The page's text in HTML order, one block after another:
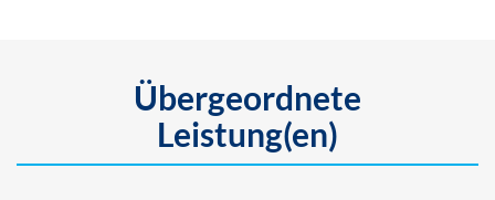
Übergeordnete
Leistung(en)